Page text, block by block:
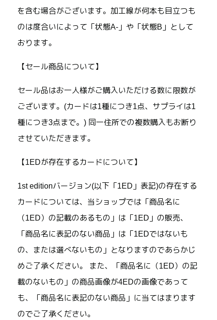
を含む場合がございます。加工線が何本も目立つも
のは度合いによって「状態A-」や「状態B」として
おります。
【セール商品について】
セール品はお一人様がご購入いただける数に限数が
ございます。(カードは1種につき1点、サプライは1
種につき3点まで。) 同一住所での複数購入もお断り
させていただきます。
【1EDが存在するカードについて】
1st editionバージョン(以下「1ED」表記)の存在する
カードについては、当ショップでは「商品名に
（1ED）の記載のあるもの」は「1ED」の販売、
「商品名に表記のない商品」は「1EDではないも
の、または選べないもの」となりますのであらかじ
めご了承ください。 また、「商品名に（1ED）の記
載のないもの」の商品画像が4EDの画像であって
も、「商品名に表記のない商品」に当てはまります
のでご了承ください。